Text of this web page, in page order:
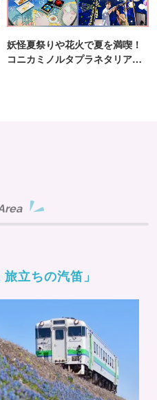
妖怪夏祭りや花火で夏を満喫！
コニカミノルタプラネタリア
立ちの汽笛」